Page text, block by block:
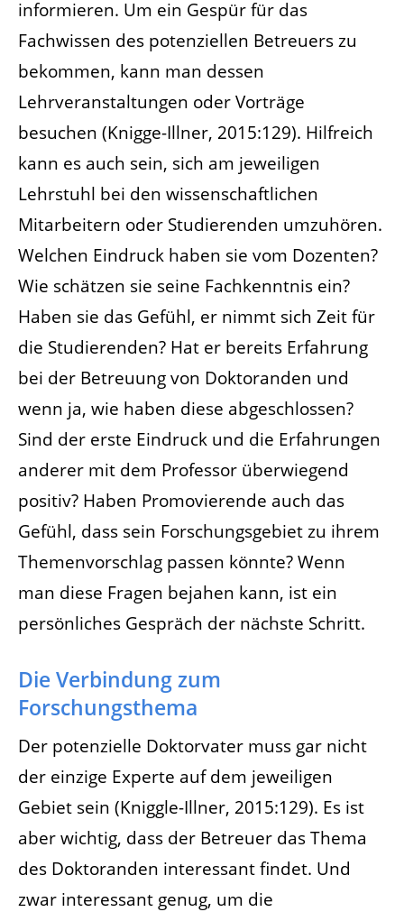
informieren. Um ein Gespür für das
Fachwissen des potenziellen Betreuers zu
bekommen, kann man dessen
Lehrveranstaltungen oder Vorträge
besuchen (Knigge-Illner, 2015:129). Hilfreich
kann es auch sein, sich am jeweiligen
Lehrstuhl bei den wissenschaftlichen
Mitarbeitern oder Studierenden umzuhören.
Welchen Eindruck haben sie vom Dozenten?
Wie schätzen sie seine Fachkenntnis ein?
Haben sie das Gefühl, er nimmt sich Zeit für
die Studierenden? Hat er bereits Erfahrung
bei der Betreuung von Doktoranden und
wenn ja, wie haben diese abgeschlossen?
Sind der erste Eindruck und die Erfahrungen
anderer mit dem Professor überwiegend
positiv? Haben Promovierende auch das
Gefühl, dass sein Forschungsgebiet zu ihrem
Themenvorschlag passen könnte? Wenn
man diese Fragen bejahen kann, ist ein
persönliches Gespräch der nächste Schritt.
Die Verbindung zum
Forschungsthema
Der potenzielle Doktorvater muss gar nicht
der einzige Experte auf dem jeweiligen
Gebiet sein (Kniggle-Illner, 2015:129). Es ist
aber wichtig, dass der Betreuer das Thema
des Doktoranden interessant findet. Und
zwar interessant genug, um die